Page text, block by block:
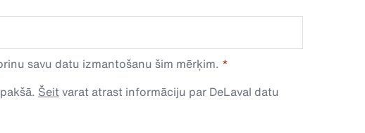
savu datu izmantošanu šim mērķim.
Šeitvarat atrast informāciju par DeLaval datu